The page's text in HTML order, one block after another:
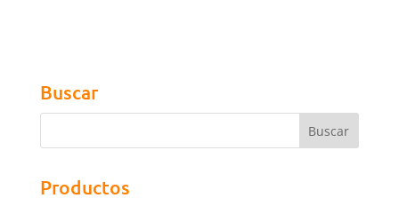
Buscar
Productos